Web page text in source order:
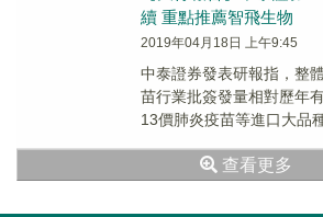
續 重點推薦智飛生物
2019年04月18日 上午9:45
中泰證券發表研報指，整
苗行業批簽發量相對歷年
13價肺炎疫苗等進口大品
查看更多